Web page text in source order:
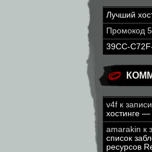
Лучший
Промокод
39CC-
v4f к записи
хостинге —
amarakin к
список
ресурсов